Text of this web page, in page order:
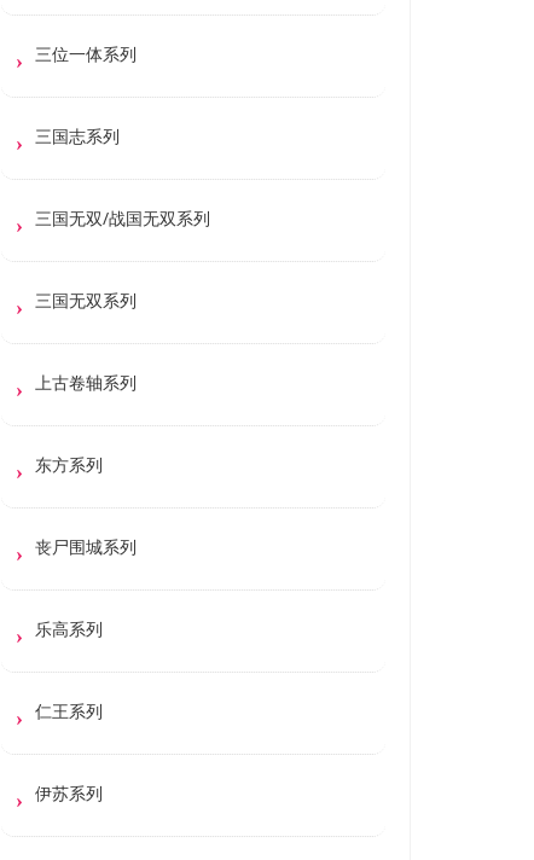
三位一体系列
三国志系列
三国无双/战国无双系列
三国无双系列
上古卷轴系列
东方系列
丧尸围城系列
乐高系列
仁王系列
伊苏系列